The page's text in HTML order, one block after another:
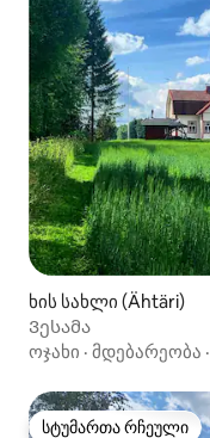
ხის სახლი (Ähtäri)
Ვესამა
ოჯახი · მდებარეობა ·
სტუმართა რჩეული